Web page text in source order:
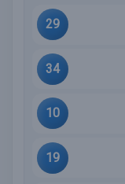
29
34
10
19